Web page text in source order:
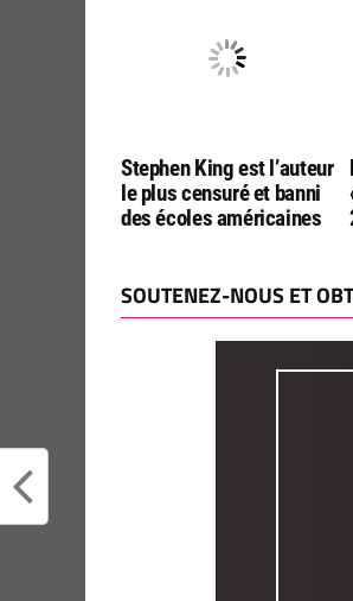
Stephen King est l’auteur
le plus censuré et banni
des écoles américaines
SOUTENEZ-NOUS ET